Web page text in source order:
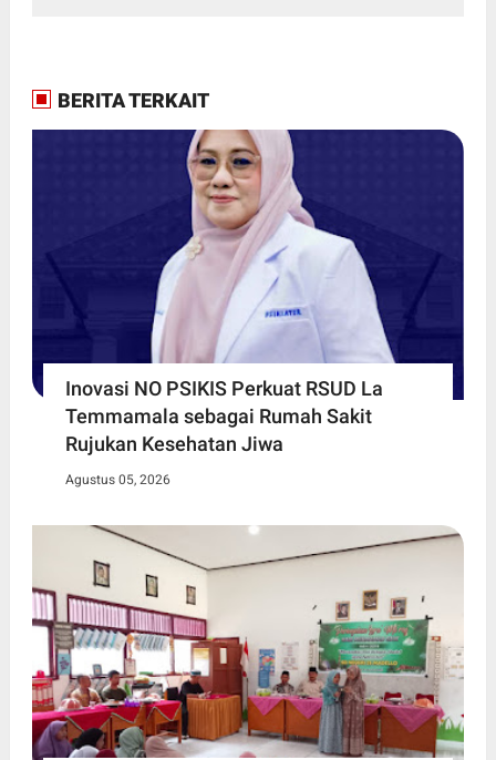
BERITA TERKAIT
Inovasi NO PSIKIS Perkuat RSUD La
Temmamala sebagai Rumah Sakit
Rujukan Kesehatan Jiwa
Agustus 05, 2026